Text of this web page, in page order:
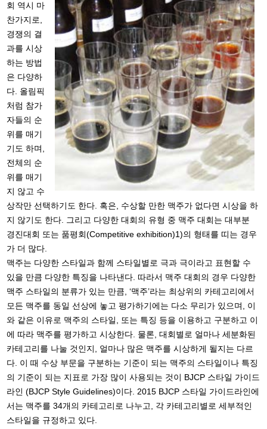
회 역시 마
찬가지로,
경쟁의 결
과를 시상
하는 방법
은 다양하
다. 올림픽
처럼 참가
자들의 순
위를 매기
기도 하며,
전체의 순
위를 매기
지 않고 수
상작만 선택하기도 한다. 혹은, 수상할 만한 맥주가 없다면 시상을 하
지 않기도 한다. 그리고 다양한 대회의 유형 중 맥주 대회는 대부분
경진대회 또는 품평회(Competitive exhibition)1)의 형태를 띠는 경우
가 더 많다.
맥주는 다양한 스타일과 함께 스타일별로 극과 극이라고 표현할 수
있을 만큼 다양한 특징을 나타낸다. 따라서 맥주 대회의 경우 다양한
맥주 스타일의 분류가 있는 만큼, ‘맥주’라는 최상위의 카테고리에서
모든 맥주를 동일 선상에 놓고 평가하기에는 다소 무리가 있으며, 이
와 같은 이유로 맥주의 스타일, 또는 특징 등을 이용하고 구분하고 이
에 따라 맥주를 평가하고 시상한다. 물론, 대회별로 얼마나 세분화된
카테고리를 나눌 것인지, 얼마나 많은 맥주를 시상하게 될지는 다르
다. 이 때 수상 부문을 구분하는 기준이 되는 맥주의 스타일이나 특징
의 기준이 되는 지표로 가장 많이 사용되는 것이 BJCP 스타일 가이드
라인 (BJCP Style Guidelines)이다. 2015 BJCP 스타일 가이드라인에
서는 맥주를 34개의 카테고리로 나누고, 각 카테고리별로 세부적인
스타일을 규정하고 있다.